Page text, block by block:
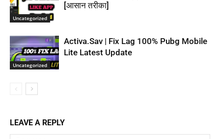
Uncategorized
[आसान तरीका]
Uncategorized
Activa.Sav | Fix Lag 100% Pubg Mobile
Lite Latest Update
LEAVE A REPLY